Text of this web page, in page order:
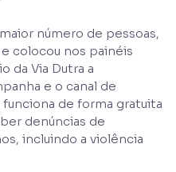
número de pessoas,
e colocou nos painéis
da Via Dutra a
e o canal de
funciona de forma gratuita
denúncias de
incluindo a violência